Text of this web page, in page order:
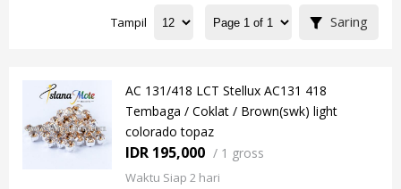
Tampil Saring
AC 131/418 LCT Stellux AC131 418
Tembaga / Coklat / Brown(swk) light
colorado topaz
IDR 195,000 / 1 gross
Waktu Siap 2 hari